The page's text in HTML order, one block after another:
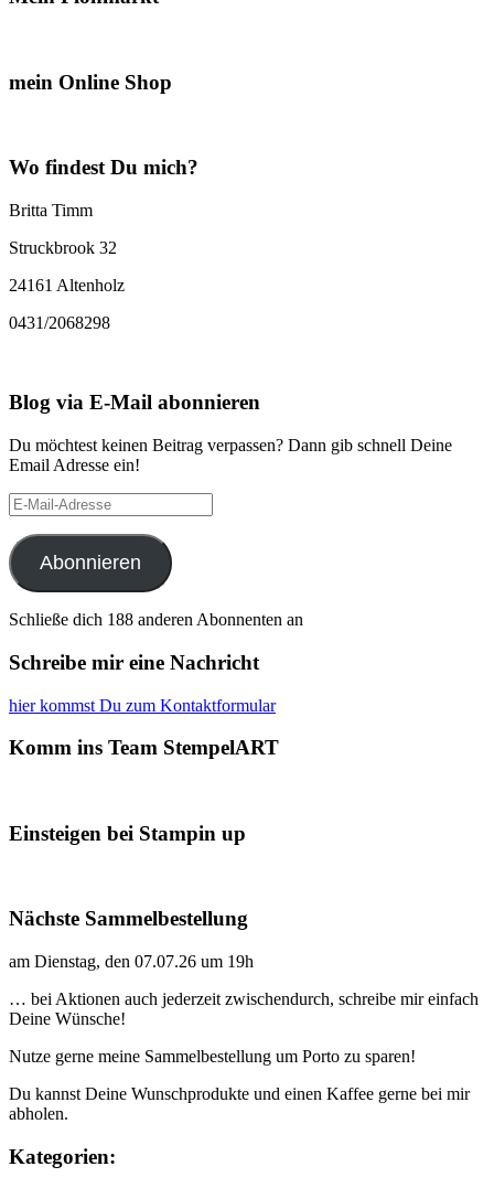
mein Online Shop
Wo findest Du mich?
Britta Timm
Struckbrook 32
24161 Altenholz
0431/2068298
Blog via E-Mail abonnieren
Du möchtest keinen Beitrag verpassen? Dann gib schnell Deine
Email Adresse ein!
E-
Mail-
Adresse
Abonnieren
Schließe dich 188 anderen Abonnenten an
Schreibe mir eine Nachricht
hier kommst Du zum Kontaktformular
Komm ins Team StempelART
Einsteigen bei Stampin up
Nächste Sammelbestellung
am Dienstag, den 07.07.26 um 19h
… bei Aktionen auch jederzeit zwischendurch, schreibe mir einfach
Deine Wünsche!
Nutze gerne meine Sammelbestellung um Porto zu sparen!
Du kannst Deine Wunschprodukte und einen Kaffee gerne bei mir
abholen.
Kategorien: